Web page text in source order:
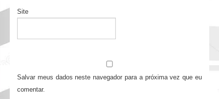
Site
Salvar meus dados neste navegador para a próxima vez que eu
comentar.